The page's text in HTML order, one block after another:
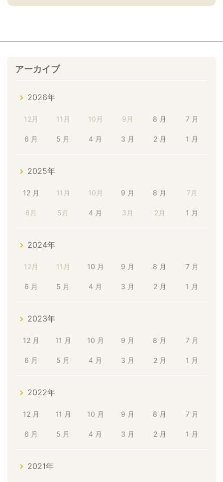
アーカイブ
2026年
12月 11月 10月 9月 8 月 7 月
6 月 5 月 4 月 3 月 2 月 1 月
2025年
12 月 11月 10月 9 月 8 月 7月
6月 5月 4 月 3月 2月 1 月
2024年
12月 11月 10 月 9 月 8 月 7 月
6 月 5 月 4 月 3 月 2 月 1 月
2023年
12 月 11 月 10 月 9 月 8 月 7 月
6 月 5 月 4 月 3 月 2 月 1 月
2022年
12 月 11 月 10 月 9 月 8 月 7 月
6 月 5 月 4 月 3 月 2 月 1 月
2021年